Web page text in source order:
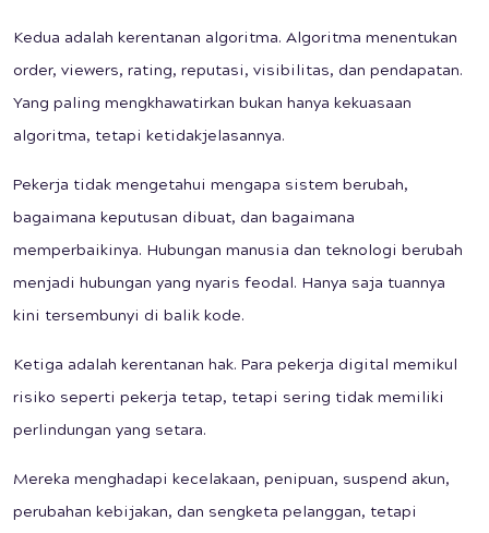
Kedua adalah kerentanan algoritma. Algoritma menentukan
order, viewers, rating, reputasi, visibilitas, dan pendapatan.
Yang paling mengkhawatirkan bukan hanya kekuasaan
algoritma, tetapi ketidakjelasannya.
Pekerja tidak mengetahui mengapa sistem berubah,
bagaimana keputusan dibuat, dan bagaimana
memperbaikinya. Hubungan manusia dan teknologi berubah
menjadi hubungan yang nyaris feodal. Hanya saja tuannya
kini tersembunyi di balik kode.
Ketiga adalah kerentanan hak. Para pekerja digital memikul
risiko seperti pekerja tetap, tetapi sering tidak memiliki
perlindungan yang setara.
Mereka menghadapi kecelakaan, penipuan, suspend akun,
perubahan kebijakan, dan sengketa pelanggan, tetapi